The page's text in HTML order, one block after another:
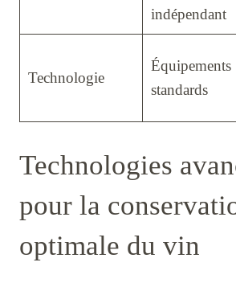
indépendant
Technologie
Équipements
standards
Technologies
pour la
optimale du vin